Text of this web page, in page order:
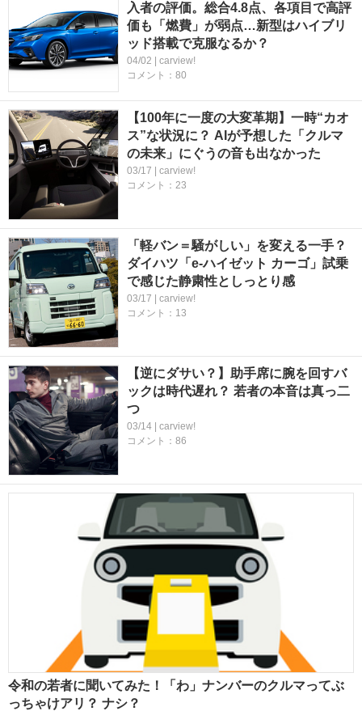
入者の評価。総合4.8点、各項目で高評
価も「燃費」が弱点…新型はハイブリ
ッド搭載で克服なるか？
04/02 | carview!
コメント：80
【100年に一度の大変革期】一時“カオ
ス”な状況に？ AIが予想した「クルマ
の未来」にぐうの音も出なかった
03/17 | carview!
コメント：23
「軽バン＝騒がしい」を変える一手？
ダイハツ「e-ハイゼット カーゴ」試乗
で感じた静粛性としっとり感
03/17 | carview!
コメント：13
【逆にダサい？】助手席に腕を回すバ
ックは時代遅れ？ 若者の本音は真っ二
つ
03/14 | carview!
コメント：86
令和の若者に聞いてみた！「わ」ナンバーのクルマってぶ
っちゃけアリ？ ナシ？